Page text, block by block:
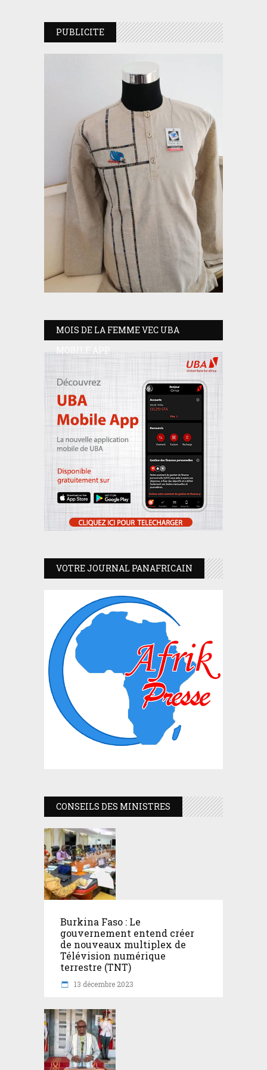
PUBLICITE
MOIS DE LA FEMME VEC UBA
MOBILE APP
VOTRE JOURNAL PANAFRICAIN
CONSEILS DES MINISTRES
Burkina Faso : Le
gouvernement entend créer
de nouveaux multiplex de
Télévision numérique
terrestre (TNT)
13 décembre 2023